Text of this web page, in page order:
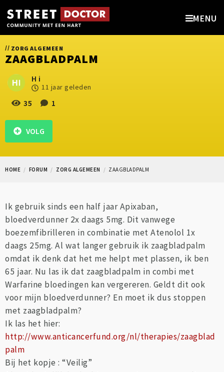
MENU
// ZORG ALGEMEEN
ZAAGBLADPALM
H i
11 jaar geleden
35 1
VOLG
HOME FORUM ZORG ALGEMEEN ZAAGBLADPALM
Ik gebruik sinds een half jaar Apixaban,
bloedverdunner 2x daags 5mg. Dit vanwege
boezemfibrilleren in combinatie met Atenolol 1x
daags 25mg. Al wat langer gebruik ik zaagbladpalm
omdat ik denk dat het me helpt met plassen, ik ben
65 jaar. Nu las ik dat zaagbladpalm in combi met
Warfarine bloedingen kan vergereren. Geldt dit ook
voor mijn bloedverdunner? En moet ik dus stoppen
met zaagbladpalm?
Ik las het hier:
http://www.anticancerfund.org/nl/therapies/zaagblad
palm
Bij het kopje : “Veilig”